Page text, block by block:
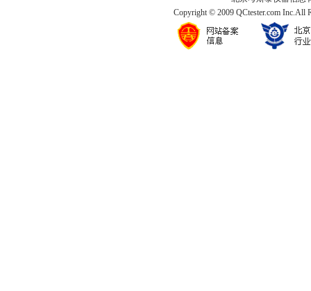
Copyright © 2009 QCtester.com Inc.All